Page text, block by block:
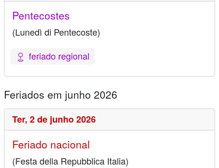
Pentecostes
(Lunedì di Pentecoste)
feriado regional
Feriados em junho 2026
Ter, 2 de junho 2026
Feriado nacional
(Festa della Repubblica Italia)